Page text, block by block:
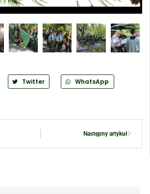
Twitter WhatsApp
Następny artykuł